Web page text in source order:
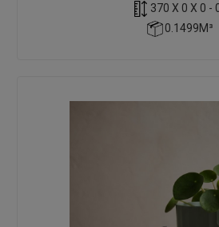
370 X 0 X 0 -
0.1499M³